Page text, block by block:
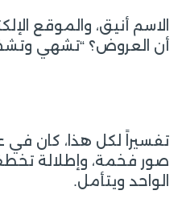
الاسم أنيق، والموقع
أن العروض؟ “تشهي
تفسيراً لكل هذا، كان
صور فخمة، وإطلالة
الواحد ويتأمل.